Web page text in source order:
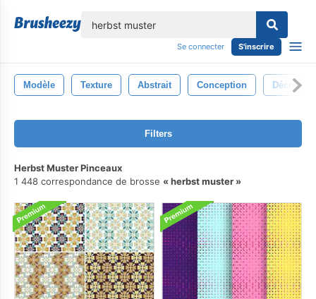
Se connecter S'inscrire
Modèle Texture Abstrait Conception
Filters
Herbst Muster Pinceaux
1 448 correspondance de brosse
herbst muster